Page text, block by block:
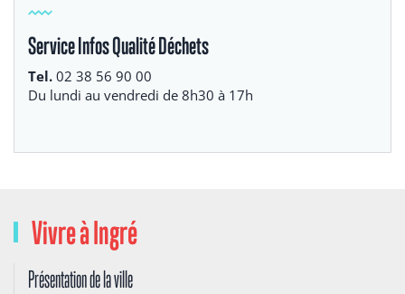
Service Infos Qualité Déchets
Tel. 02 38 56 90 00
Du lundi au vendredi de 8h30 à 17h
Vivre à Ingré
Présentation de la ville